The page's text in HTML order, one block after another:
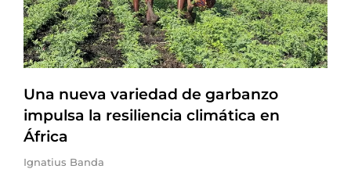
Una nueva variedad de garbanzo
impulsa la resiliencia climática en
África
Ignatius Banda